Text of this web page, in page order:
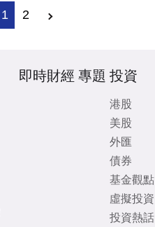
1 2
即時財經 專題 投資
港股
美股
外匯
債券
基金觀點
虛擬投資
投資熱話